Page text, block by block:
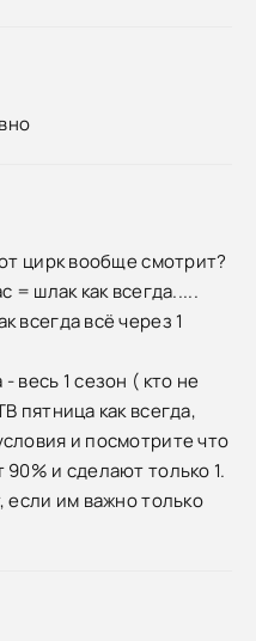
цирк вообще смотрит?
= шлак как всегда.....
всегда всё через 1
весь 1 сезон ( кто не
пятница как всегда,
и посмотрите что
и сделают только 1.
если им важно только